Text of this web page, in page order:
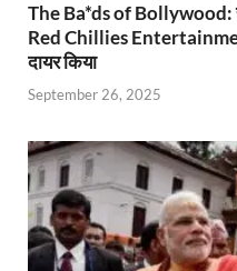
The Ba*ds of Bollywood:
Red Chillies
दायर किया
September 26, 2025